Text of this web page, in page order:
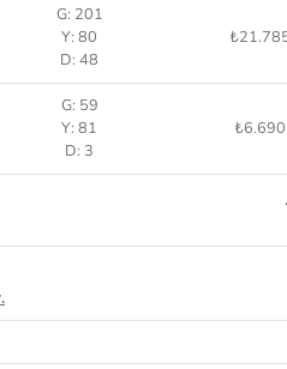
G: 201
Y: 80
D: 48
G: 59
Y: 81
D: 3
₺6.690